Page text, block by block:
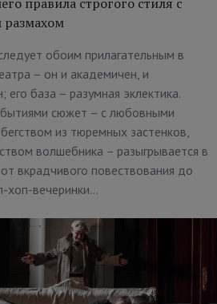
обоим прилагательным в
– он и академичен, и
база – разумная эклектика.
сюжет – с любовными
из тюремных застенков,
волшебника – разыгрывается в
вкрадчивого повествования до
хоп-вечеринки…